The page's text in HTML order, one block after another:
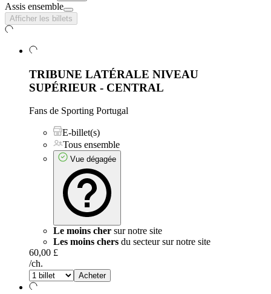
Assis ensemble
Afficher les billets
TRIBUNE LATÉRALE NIVEAU
SUPÉRIEUR - CENTRAL
Fans de Sporting Portugal
E-billet(s)
Tous ensemble
Vue dégagée
Le moins cher sur notre site
Les moins chers du secteur sur notre site
60,00 £
/ch.
Acheter